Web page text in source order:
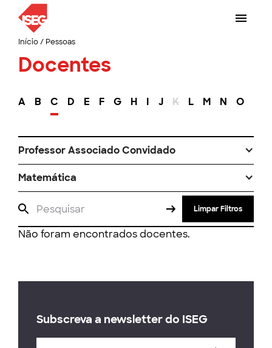
Início/ Pessoas
Docentes
A B C D E F G H I J K L M N O
Professor Associado Convidado
Matemática
Limpar Filtros
Não foram encontrados docentes.
Subscreva a newsletter do ISEG